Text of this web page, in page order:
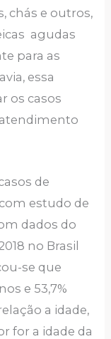
chás e outros,
agudas
para as
essa
os casos
de
estudo de
dados do
no Brasil
se que
e 53,7%
a idade,
for a idade da